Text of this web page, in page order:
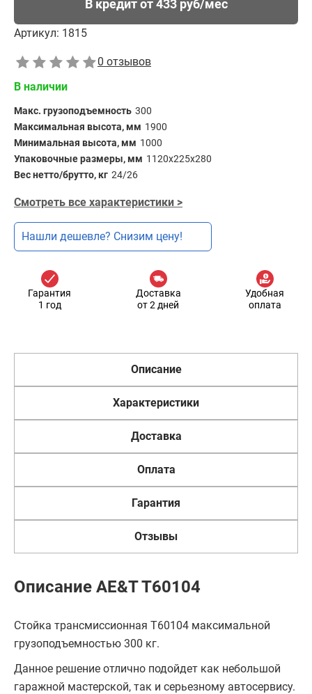
В кредит от 433 руб/мес
Артикул: 1815
0 отзывов
В наличии
Макс. грузоподъемность 300
Максимальная высота, мм 1900
Минимальная высота, мм 1000
Упаковочные размеры, мм 1120х225х280
Вес нетто/брутто, кг 24/26
Смотреть все характеристики >
Нашли дешевле? Снизим цену!
Гарантия
1 год
Доставка
от 2 дней
Удобная
оплата
Описание
Характеристики
Доставка
Оплата
Гарантия
Отзывы
Описание AE&T T60104
Стойка трансмиссионная T60104 максимальной
грузоподъемностью 300 кг.
Данное решение отлично подойдет как небольшой
гаражной мастерской, так и серьезному автосервису.